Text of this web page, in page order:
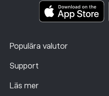
Populära valutor
Support
Läs mer
Klagomålsdata (FCA-kunder)